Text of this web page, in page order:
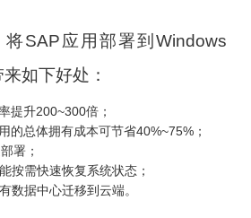
SAP应用部署到Windows
如下好处：
提升200~300倍；
的总体拥有成本可节省40%~75%；
署；
按需快速恢复系统状态；
数据中心迁移到云端。